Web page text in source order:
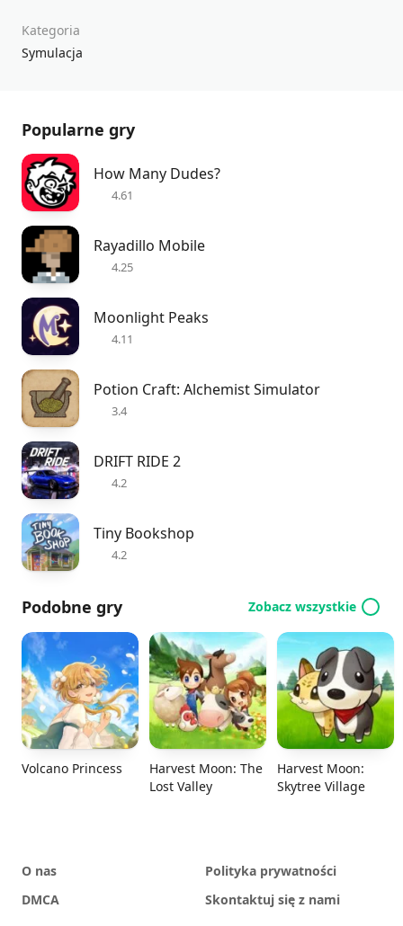
Kategoria
Symulacja
Popularne gry
How Many Dudes?
4.61
Rayadillo Mobile
4.25
Moonlight Peaks
4.11
Potion Craft: Alchemist Simulator
3.4
DRIFT RIDE 2
4.2
Tiny Bookshop
4.2
Podobne gry Zobacz wszystkie
Volcano Princess
Harvest Moon: The
Lost Valley
Harvest Moon:
Skytree Village
O nas
Polityka prywatności
DMCA
Skontaktuj się z nami